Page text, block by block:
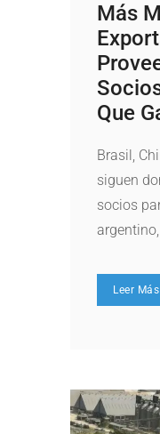
Más
Que
Brasil,
siguen
socios
Leer Más